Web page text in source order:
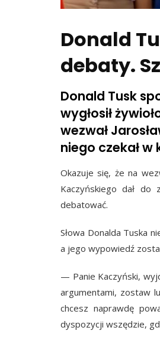
Donald
debaty.
Donald Tusk
wygłosił
wezwał
niego czekał w
Okazuje się, że na
Kaczyńskiego dał
debatować.
Słowa Donalda Tuska
a jego wypowiedź
— Panie Kaczyński,
argumentami, zostaw
chcesz naprawdę
dyspozycji wszędzie,